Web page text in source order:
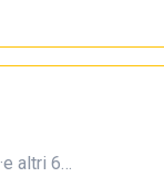
·e altri 6…